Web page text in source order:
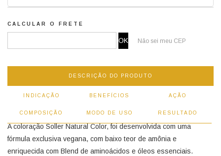
CALCULAR O FRETE
Não sei meu CEP
DESCRIÇÃO DO PRODUTO
INDICAÇÃO BENEFÍCIOS AÇÃO
COMPOSIÇÃO MODO DE USO RESULTADO
A coloração Soller Natural Color, foi desenvolvida com uma
fórmula exclusiva vegana, com baixo teor de amônia e
enriquecida com Blend de aminoácidos e óleos essenciais.